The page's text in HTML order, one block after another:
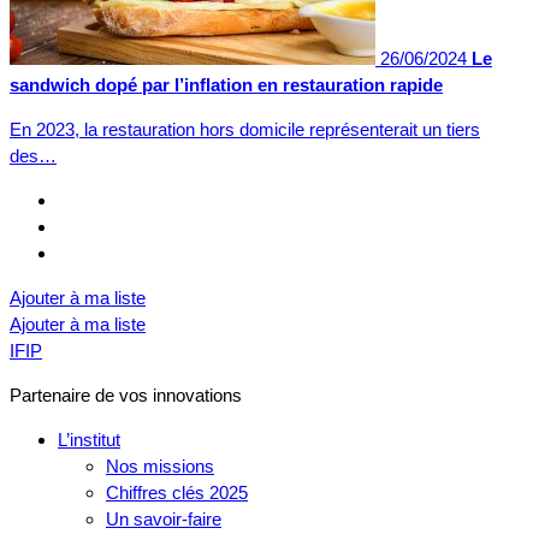
26/06/2024 Le
sandwich dopé par l’inflation en restauration rapide
En 2023, la restauration hors domicile représenterait un tiers
des…
Ajouter à ma liste
Ajouter à ma liste
IFIP
Partenaire de vos innovations
L’institut
Nos missions
Chiffres clés 2025
Un savoir-faire